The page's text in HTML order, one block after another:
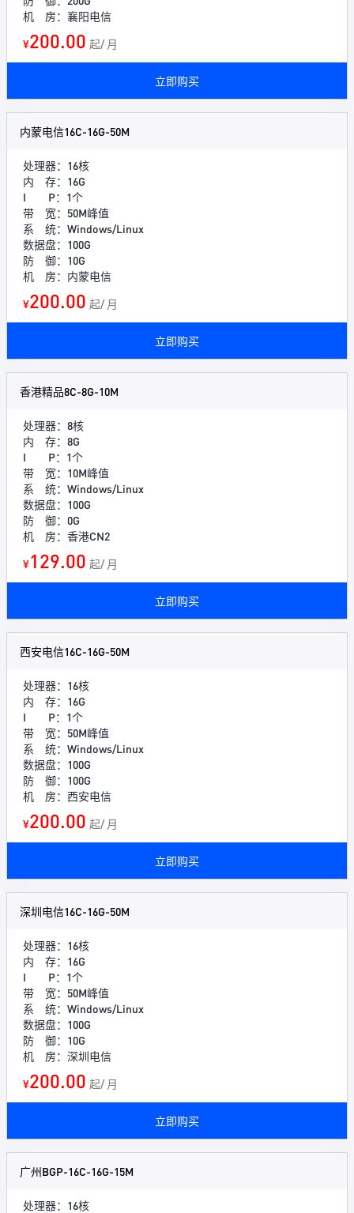
机 房：襄阳电信
¥200.00 起/ 月
立即购买
内蒙电信16C-16G-50M
处理器：16核
内 存：16G
I P：1个
带 宽：50M峰值
系 统：Windows/Linux
数据盘：100G
防 御：10G
机 房：内蒙电信
¥200.00 起/ 月
立即购买
香港精品8C-8G-10M
处理器：8核
内 存：8G
I P：1个
带 宽：10M峰值
系 统：Windows/Linux
数据盘：100G
防 御：0G
机 房：香港CN2
¥129.00 起/ 月
立即购买
西安电信16C-16G-50M
处理器：16核
内 存：16G
I P：1个
带 宽：50M峰值
系 统：Windows/Linux
数据盘：100G
防 御：100G
机 房：西安电信
¥200.00 起/ 月
立即购买
深圳电信16C-16G-50M
处理器：16核
内 存：16G
I P：1个
带 宽：50M峰值
系 统：Windows/Linux
数据盘：100G
防 御：10G
机 房：深圳电信
¥200.00 起/ 月
立即购买
广州BGP-16C-16G-15M
处理器：16核